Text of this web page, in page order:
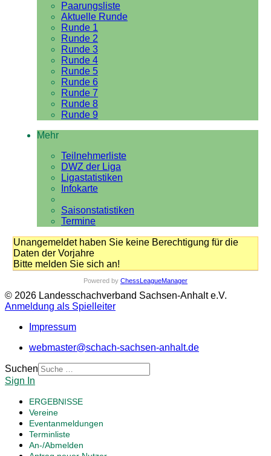
Paarungsliste
Aktuelle Runde
Runde 1
Runde 2
Runde 3
Runde 4
Runde 5
Runde 6
Runde 7
Runde 8
Runde 9
Mehr
Teilnehmerliste
DWZ der Liga
Ligastatistiken
Infokarte
Saisonstatistiken
Termine
Unangemeldet haben Sie keine Berechtigung für die
Daten der Vorjahre
Bitte melden Sie sich an!
Powered by ChessLeagueManager
© 2026 Landesschachverband Sachsen-Anhalt e.V.
Anmeldung als Spielleiter
Impressum
webmaster@schach-sachsen-anhalt.de
Suchen
Sign In
ERGEBNISSE
Vereine
Eventanmeldungen
Terminliste
An-/Abmelden